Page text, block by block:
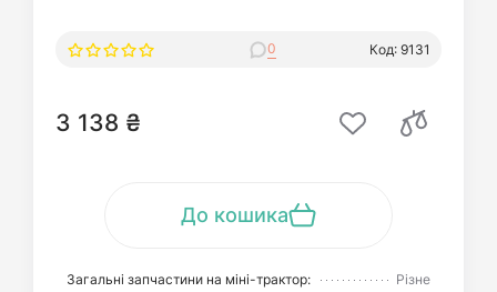
0 Код: 9131
3 138 ₴
До кошика
Загальні запчастини на міні-трактор: Різне